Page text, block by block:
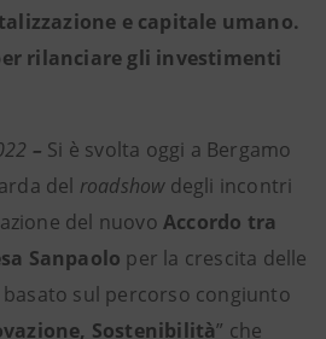
e capitale umano.
rilanciare gli investimenti
– Si è svolta oggi a Bergamo
del roadshow degli incontri
del nuovo Accordo tra
Sanpaolo per la crescita delle
sul percorso congiunto
Sostenibilità” che